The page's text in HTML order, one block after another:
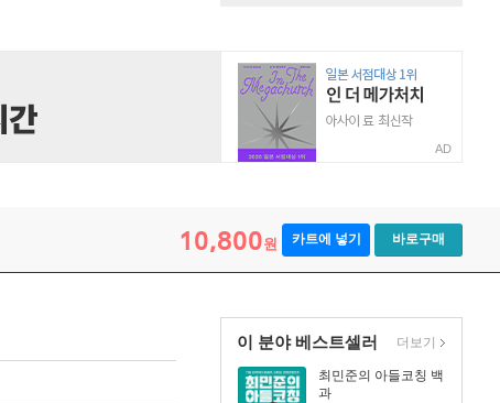
AD
10,800원 카트에 넣기 바로구매
이 분야 베스트셀러
최민준의 아들코칭 백
과
더보기